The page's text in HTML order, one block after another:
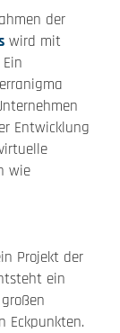
der
wird mit
Entwicklung
wie
Projekt der
ein
Eckpunkten.